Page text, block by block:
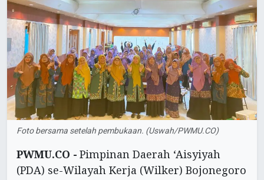
Foto bersama setelah pembukaan. (Uswah/PWMU.CO)
PWMU.CO - Pimpinan Daerah ‘Aisyiyah
(PDA) se-Wilayah Kerja (Wilker) Bojonegoro